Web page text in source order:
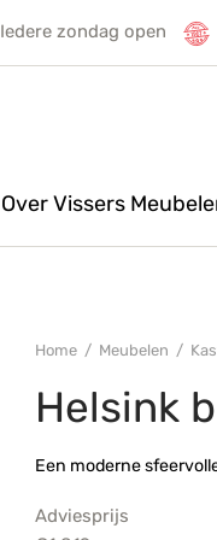
Iedere zondag open
Over Vissers
Home / Meubelen /
Helsink
Een moderne
Adviesprijs